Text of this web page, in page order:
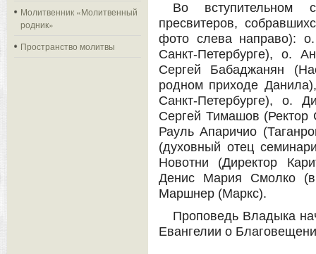
Молитвенник «Молитвенный
родник»
Пространство молитвы
Во вступительном
пресвитеров,
фото слева направо):
Санкт-Петербурге), о.
Сергей Бабаджанян
родном приходе
Санкт-Петербурге), о.
Сергей Тимашов (Ректор
Рауль Апаричио
(духовный отец
Новотни (Директор
Денис Мария Смолко
Маршнер (Маркс).
Проповедь Владыка
Евангелии о